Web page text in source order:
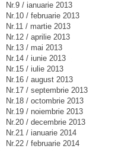
Nr.9 / ianuarie 2013
Nr.10 / februarie 2013
Nr.11 / martie 2013
Nr.12 / aprilie 2013
Nr.13 / mai 2013
Nr.14 / iunie 2013
Nr.15 / iulie 2013
Nr.16 / august 2013
Nr.17 / septembrie 2013
Nr.18 / octombrie 2013
Nr.19 / noiembrie 2013
Nr.20 / decembrie 2013
Nr.21 / ianuarie 2014
Nr.22 / februarie 2014